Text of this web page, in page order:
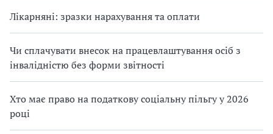
Лікарняні: зразки нарахування та оплати
Чи сплачувати внесок на працевлаштування осіб з
інвалідністю без форми звітності
Хто має право на податкову соціальну пільгу у 2026
році